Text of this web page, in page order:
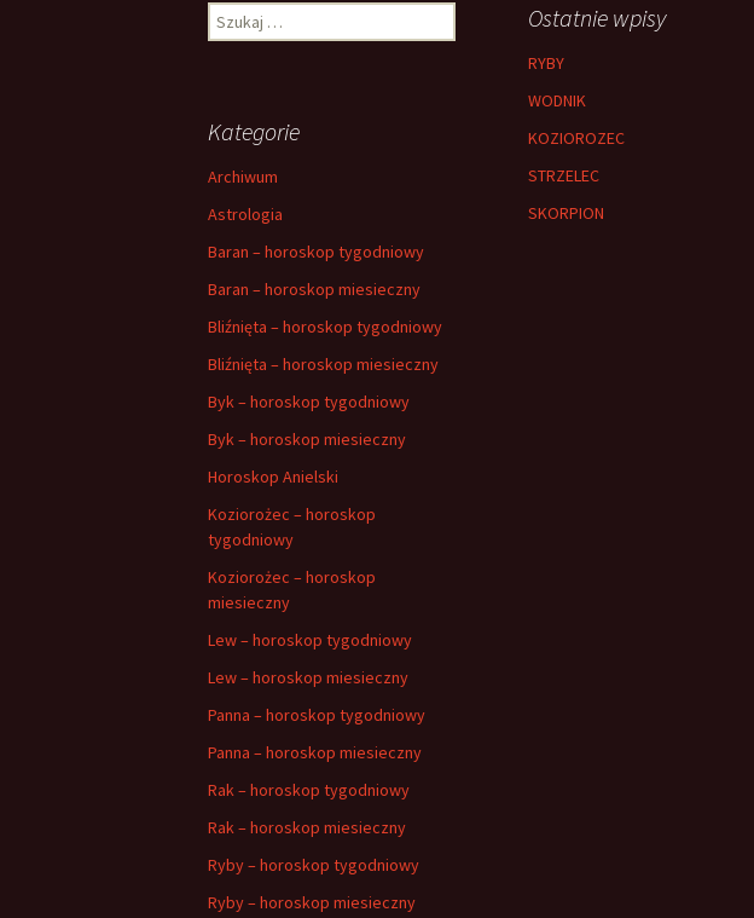
Szukaj: Ostatnie wpisy
RYBY
WODNIK
KOZIOROZEC
STRZELEC
SKORPION
Kategorie
Archiwum
Astrologia
Baran – horoskop tygodniowy
Baran – horoskop miesieczny
Bliźnięta – horoskop tygodniowy
Bliźnięta – horoskop miesieczny
Byk – horoskop tygodniowy
Byk – horoskop miesieczny
Horoskop Anielski
Koziorożec – horoskop
tygodniowy
Koziorożec – horoskop
miesieczny
Lew – horoskop tygodniowy
Lew – horoskop miesieczny
Panna – horoskop tygodniowy
Panna – horoskop miesieczny
Rak – horoskop tygodniowy
Rak – horoskop miesieczny
Ryby – horoskop tygodniowy
Ryby – horoskop miesieczny